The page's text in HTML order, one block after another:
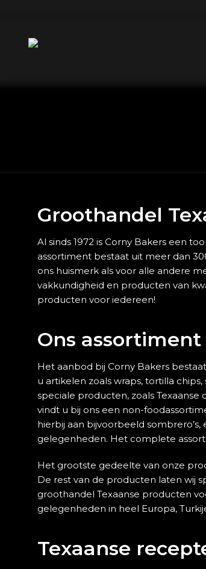
Groothandel
Al sinds 1972 is Corny Bakers een
assortiment bestaat uit meer dan
ons huismerk als voor alle andere
vakkundigheid en producten van
producten voor iedereen!
Ons assortiment
Het aanbod bij Corny Bakers
u artikelen zoals wraps, tortilla
speciale producten, zoals Texaanse
vindt u bij ons een non-
hierbij aan bijvoorbeeld
gelegenheden. Het complete
Het grootste gedeelte van onze
De rest van de producten laten wij
groothandel Texaanse producten
gelegenheden in heel Europa,
Texaanse